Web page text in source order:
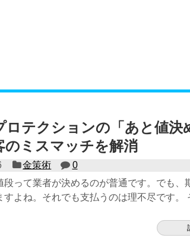
ロテクションの「あと値決
のミスマッチを解消
金策術
0
段って業者が決めるのが普通です。でも、
すよね。それでも支払うのは理不尽です。